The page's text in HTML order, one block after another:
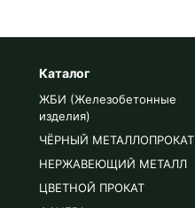
Каталог
ЖБИ (Железобетонные
изделия)
ЧЁРНЫЙ МЕТАЛЛОПРОКАТ
НЕРЖАВЕЮЩИЙ МЕТАЛЛ
ЦВЕТНОЙ ПРОКАТ